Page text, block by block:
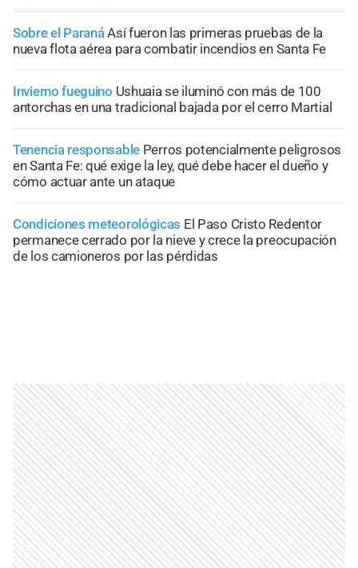
Sobre el ParanáAsí fueron las primeras pruebas de la
nueva flota aérea para combatir incendios en Santa Fe
Invierno fueguino Ushuaia se iluminó con más de 100
antorchas en una tradicional bajada por el cerro Martial
Tenencia responsable Perros potencialmente peligrosos
en Santa Fe: qué exige la ley, qué debe hacer el dueño y
cómo actuar ante un ataque
Condiciones meteorológicas El Paso Cristo Redentor
permanece cerrado por la nieve y crece la preocupación
de los camioneros por las pérdidas